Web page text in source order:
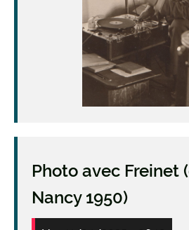
Photo avec Freinet
Nancy 1950)